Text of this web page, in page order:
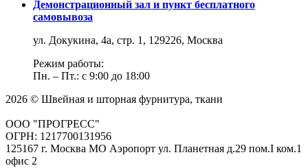
Демонстрационный зал и пункт бесплатного
самовывоза
ул. Докукина, 4а, стр. 1, 129226, Москва
Режим работы:
Пн. – Пт.: с 9:00 до 18:00
2026 © Швейная и шторная фурнитура, ткани
ООО "ПРОГРЕСС"
ОГРН: 1217700131956
125167 г. Москва МО Аэропорт ул. Планетная д.29 пом.I ком.1
офис 2